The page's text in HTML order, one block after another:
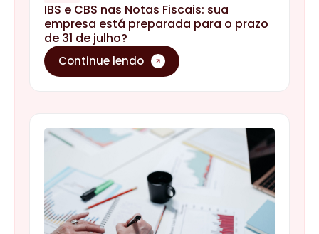
IBS e CBS nas Notas Fiscais: sua
empresa está preparada para o prazo
de 31 de julho?
Continue lendo